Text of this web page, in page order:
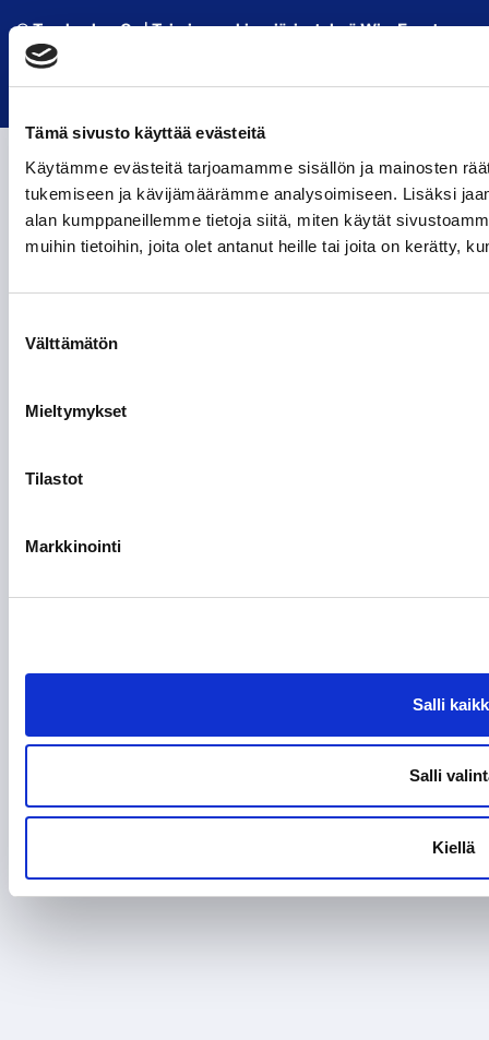
Tämä sivusto käyttää evästeitä
Käytämme evästeitä tarjoamamme sisällön ja mainosten
tukemiseen ja kävijämäärämme analysoimiseen. Lisäksi
alan kumppaneillemme tietoja siitä, miten käytät
muihin tietoihin, joita olet antanut heille tai joita on kerätty,
valinta
Välttämätön
Mieltymykset
Tilastot
Markkinointi
Salli
Salli
Kiellä
© Tamhockey Oy| ToiminnanohjausjärjestelmäWiseEvent
powered by